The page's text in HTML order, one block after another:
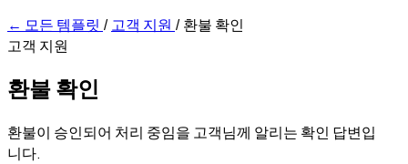
← 모든 템플릿 /고객 지원 /환불 확인
고객 지원
환불 확인
환불이 승인되어 처리 중임을 고객님께 알리는 확인 답변입
니다.